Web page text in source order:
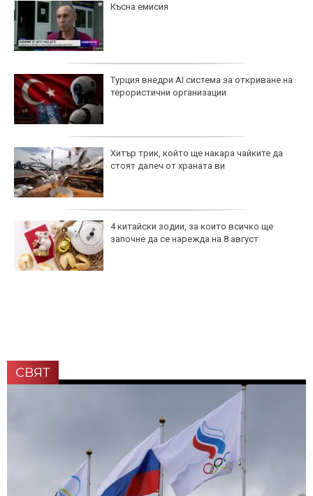
Късна емисия
Турция внедри AI система за откриване на
терористични организации
Хитър трик, който ще накара чайките да
стоят далеч от храната ви
4 китайски зодии, за които всичко ще
започне да се нарежда на 8 август
СВЯТ